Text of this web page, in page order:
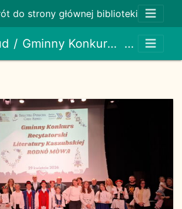
do strony głównej biblioteki
Gminny Konkurs Recytatorski Literatury Kaszubskiej RODNÔ MÒWA 29 04 2026 33